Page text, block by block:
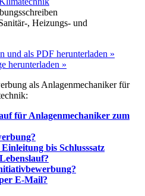
, Heizungs- und
und als PDF herunterladen »
herunterladen »
als Anlagenmechaniker für
für Anlagenmechaniker zum
bis Schlusssatz
E-Mail?